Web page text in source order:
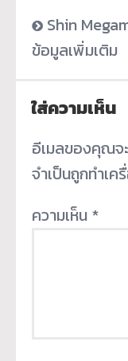
Shin
ข้อมูลเพิ่มเติม
ใส่ความเห็น
อีเมลของคุณจ
จำเป็นถูกทำเค
ความเห็น *